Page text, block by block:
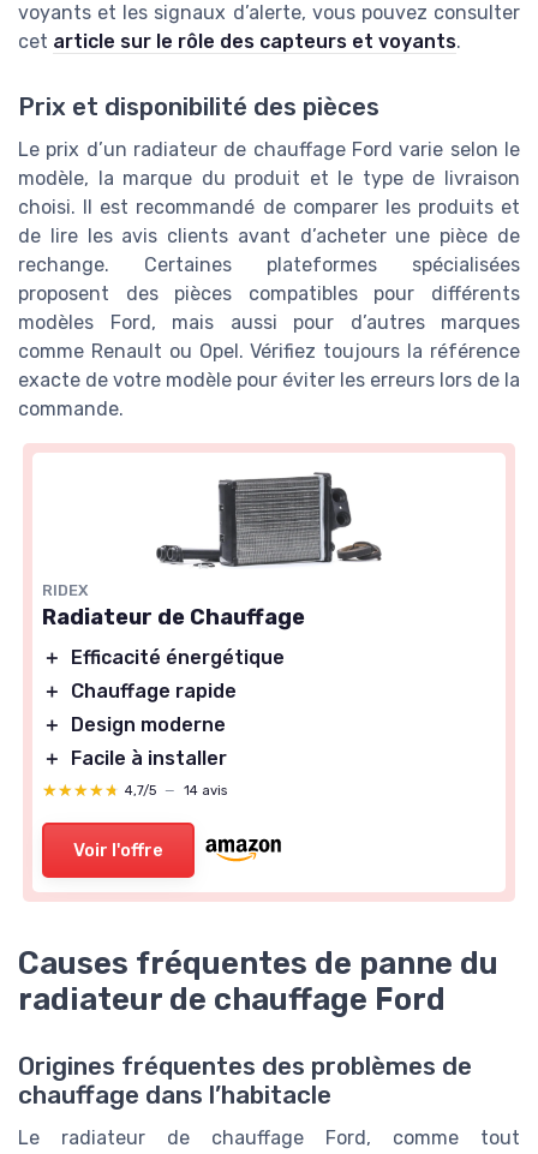
voyants et les signaux d’alerte, vous pouvez consulter
cet article sur le rôle des capteurs et voyants.
Prix et disponibilité des pièces
Le prix d’un radiateur de chauffage Ford varie selon le
modèle, la marque du produit et le type de livraison
choisi. Il est recommandé de comparer les produits et
de lire les avis clients avant d’acheter une pièce de
rechange. Certaines plateformes spécialisées
proposent des pièces compatibles pour différents
modèles Ford, mais aussi pour d’autres marques
comme Renault ou Opel. Vérifiez toujours la référence
exacte de votre modèle pour éviter les erreurs lors de la
commande.
RIDEX
Radiateur de Chauffage
＋
Efficacité énergétique
＋
Chauffage rapide
＋
Design moderne
＋
Facile à installer
★★★★★
★★★★★ 4,7/5 — 14 avis
Voir l'offre
Causes fréquentes de panne du
radiateur de chauffage Ford
Origines fréquentes des problèmes de
chauffage dans l’habitacle
Le radiateur de chauffage Ford, comme tout